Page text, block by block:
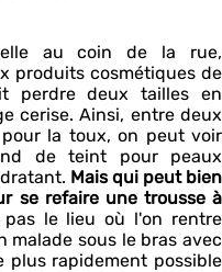
au coin de la rue,
produits cosmétiques de
perdre deux tailles en
cerise. Ainsi, entre deux
la toux, on peut voir
de teint pour peaux
Mais qui peut bien
se refaire une trousse à
pas le lieu où l'on rentre
malade sous le bras avec
rapidement possible